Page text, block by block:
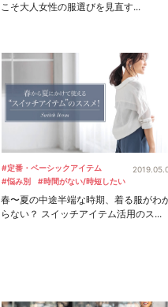
こそ大人女性の服選びを見直す...
#定番・ベーシックアイテム
#悩み別
#時間がない/時短したい
春〜夏の中途半端な時期、着る服がわ
らない？ スイッチアイテム活用のス...